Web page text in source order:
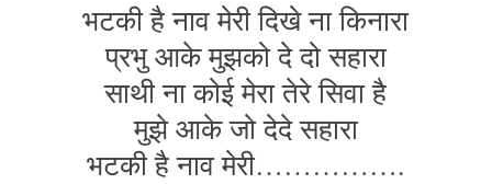
भटकी है नाव मेरी दिखे ना किनारा
प्रभु आके मुझको दे दो सहारा
साथी ना कोई मेरा तेरे सिवा है
मुझे आके जो देदे सहारा
भटकी है नाव मेरी…………….